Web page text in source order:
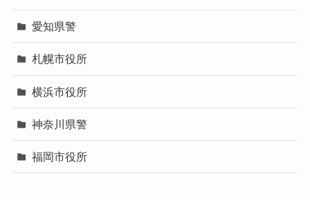
愛知県警
札幌市役所
横浜市役所
神奈川県警
福岡市役所